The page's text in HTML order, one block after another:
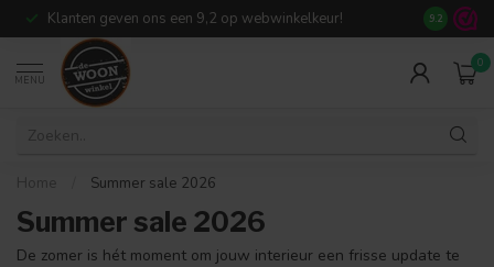
Klanten geven ons een 9,2 op webwinkelkeur! Meer dan
9.2
MENU
0
Home Summer sale 2026
Summer sale 2026
De zomer is hét moment om jouw interieur een frisse update te